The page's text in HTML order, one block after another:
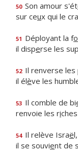
50 Son amour s'ét
sur ceux qui le
51 Déployant la fo
il disperse les
52 Il renverse les
il élève les
53 Il comble de bi
renvoie les ri
54 Il relève Israë
il se souvient de